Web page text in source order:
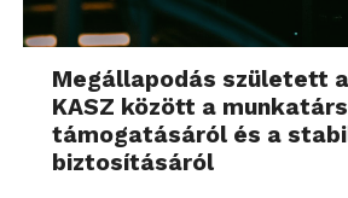
Megállapodás született
KASZ között a
támogatásáról és a
biztosításáról